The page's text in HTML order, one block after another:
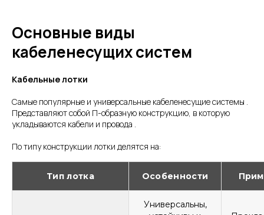
Основные виды
кабеленесущих систем
Кабельные лотки
Самые популярные и универсальные кабеленесущие системы .
Представляют собой П-образную конструкцию, в которую
укладываются кабели и провода .
По типу конструкции лотки делятся на:
Тип лотка Особенности
Универсальны,